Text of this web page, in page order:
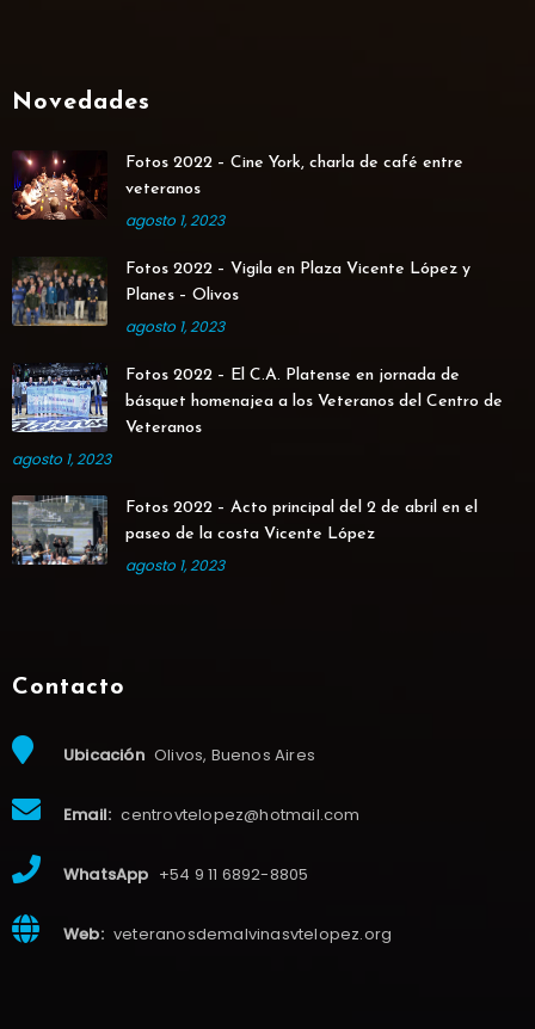
Novedades
Fotos 2022 – Cine York, charla de café entre
veteranos
agosto 1, 2023
Fotos 2022 – Vigila en Plaza Vicente López y
Planes – Olivos
agosto 1, 2023
Fotos 2022 – El C.A. Platense en jornada de
básquet homenajea a los Veteranos del Centro de
Veteranos
agosto 1, 2023
Fotos 2022 – Acto principal del 2 de abril en el
paseo de la costa Vicente López
agosto 1, 2023
Contacto
Ubicación Olivos, Buenos Aires
Email: centrovtelopez@hotmail.com
WhatsApp +54 9 11 6892-8805
Web: veteranosdemalvinasvtelopez.org